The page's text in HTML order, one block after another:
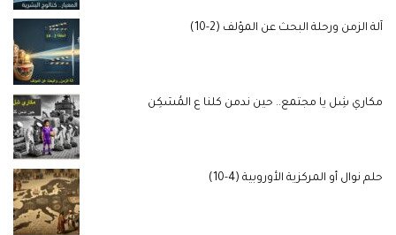
آلة الزمن ورحلة البحث عن المؤلف (2-10)
مكاري شِل يا مجتمع.. حين ندمن كلنا ع المُسَكِن
حلم نوال أو المركزية الأوروبية (4-10)